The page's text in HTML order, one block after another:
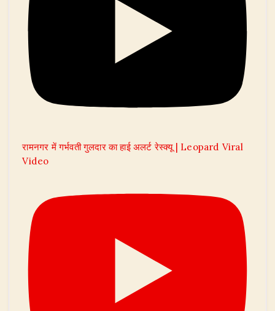
रामनगर में गर्भवती गुलदार का हाई अलर्ट रेस्क्यू | Leopard Viral
Video